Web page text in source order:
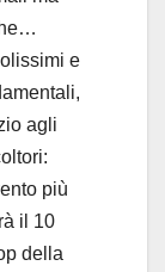
e
agli
più
il 10
della